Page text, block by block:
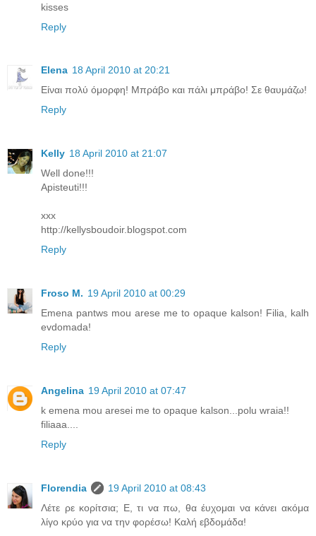
kisses
Reply
Elena 18 April 2010 at 20:21
Είναι πολύ όμορφη! Μπράβο και πάλι μπράβο! Σε θαυμάζω!
Reply
Kelly 18 April 2010 at 21:07
Well done!!!
Apisteuti!!!
xxx
http://kellysboudoir.blogspot.com
Reply
Froso M. 19 April 2010 at 00:29
Emena pantws mou arese me to opaque kalson! Filia, kalh
evdomada!
Reply
Angelina 19 April 2010 at 07:47
k emena mou aresei me to opaque kalson...polu wraia!!
filiaaa....
Reply
Florendia
19 April 2010 at 08:43
Λέτε ρε κορίτσια; Ε, τι να πω, θα έυχομαι να κάνει ακόμα
λίγο κρύο για να την φορέσω! Καλή εβδομάδα!